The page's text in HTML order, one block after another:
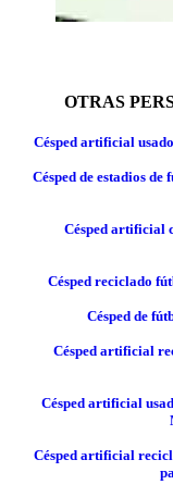
OTRAS
Césped artificial
Césped de estadios
Césped artificial
Césped reciclado
Césped de
Césped artificial
Césped artificial
Césped artificial